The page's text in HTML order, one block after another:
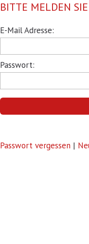
BITTE MELDEN
Pflichtfeld
E-Mail Adresse:
Pflichtfeld
Passwort:
Passwort vergessen |